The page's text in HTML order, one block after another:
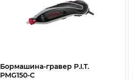
Бормашина-гравер P.I.T.
PMG150-C